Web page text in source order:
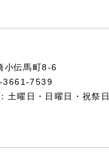
伝馬町8-6
3661-7539
曜日・日曜日・祝祭日